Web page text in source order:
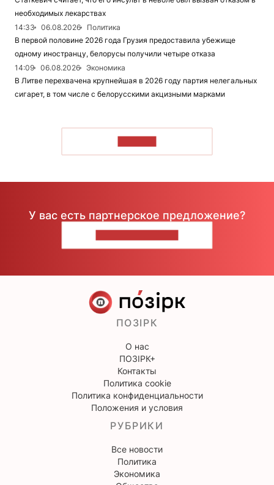
необходимых лекарствах
14:33
06.08.2026
Политика
В первой половине 2026 года Грузия предоставила убежище
одному иностранцу, белорусы получили четыре отказа
14:09
06.08.2026
Экономика
В Литве перехвачена крупнейшая в 2026 году партия нелегальных
сигарет, в том числе с белорусскими акцизными марками
У вас есть партнерское предложение?
ПОЗІРК
О нас
ПОЗІРК+
Контакты
Политика cookie
Политика конфиденциальности
Положения и условия
РУБРИКИ
Все новости
Политика
Экономика